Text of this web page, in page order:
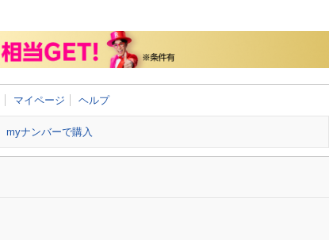
マイページ ヘルプ
myナンバーで購入